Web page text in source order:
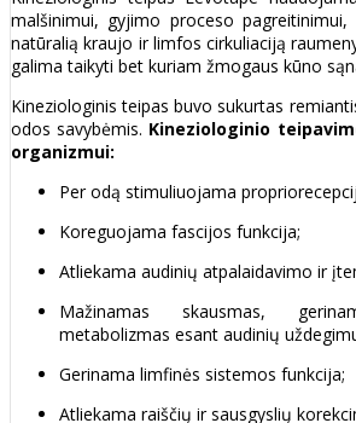
malšinimui, gyjimo proceso pagreitinimui,
natūralią kraujo ir limfos cirkuliaciją
galima taikyti bet kuriam žmogaus kūno
Kineziologinis teipas buvo sukurtas
odos savybėmis. Kineziologinio
organizmui:
Per odą stimuliuojama
Koreguojama fascijos funkcija;
Atliekama audinių atpalaidavimo ir
Mažinamas skausmas,
metabolizmas esant audinių
Gerinama limfinės sistemos funkcija;
Atliekama raiščių ir sausgyslių